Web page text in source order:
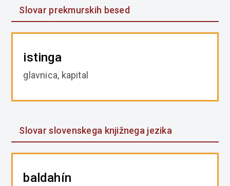
Slovar prekmurskih besed
istinga
glavnica, kapital
Slovar slovenskega knjižnega jezika
baldahín